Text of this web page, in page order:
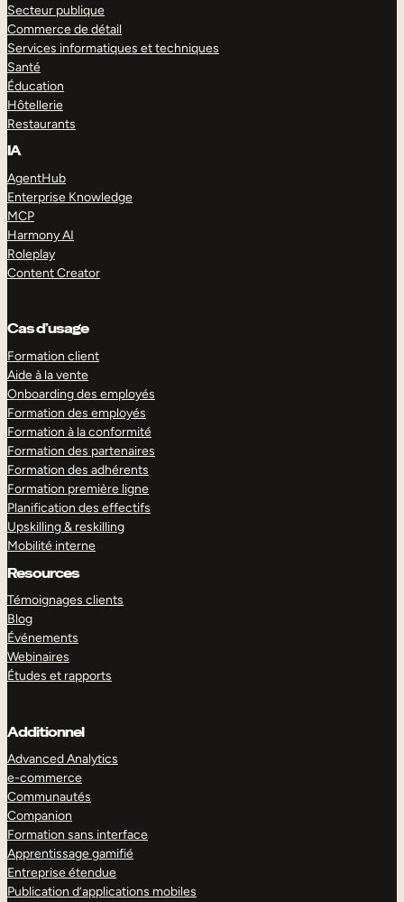
Secteur publique
Commerce de détail
Services informatiques et techniques
Santé
Éducation
Hôtellerie
Restaurants
IA
AgentHub
Enterprise Knowledge
MCP
Harmony AI
Roleplay
Content Creator
Cas d’usage
Formation client
Aide à la vente
Onboarding des employés
Formation des employés
Formation à la conformité
Formation des partenaires
Formation des adhérents
Formation première ligne
Planification des effectifs
Upskilling & reskilling
Mobilité interne
Resources
Témoignages clients
Blog
Événements
Webinaires
Études et rapports
Additionnel
Advanced Analytics
e-commerce
Communautés
Companion
Formation sans interface
Apprentissage gamifié
Entreprise étendue
Publication d’applications mobiles